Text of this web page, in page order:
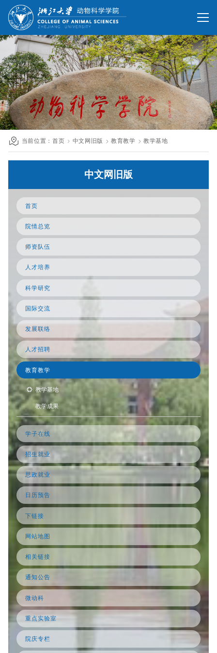
网站首页
院情总览
师资队伍
人才培养
科学研究
国际交流
发展联络
英文网站
旧版回顾
当前位置：首页 中文网旧版 教育教学 教学基地
中文网旧版
首页
院情总览
师资队伍
人才培养
科学研究
国际交流
发展联络
人才招聘
教育教学
教学基地
教学成果
学子在线
招生就业
思政就业
日历预告
下链接
网站地图
相关链接
通知公告
微动科
重点实验室
院庆专栏